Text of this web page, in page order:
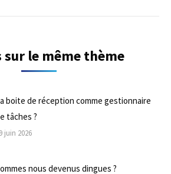
le même thème
boite de réception comme gestionnaire
tâches ?
juin 2026
nous devenus dingues ?